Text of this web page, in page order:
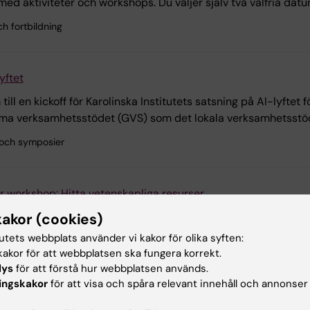
fortbildning
till en kickoff för Karolinska Institutets satsning på AI-lyftet
verksamhetsstödet (GVS) som det lokala
symposier
workshop: Hitta vetenskapliga resurser
förväntas du kunna hitta, integrera och korrekt
tusentals vetenskapliga tidskrifter och flera omfattande
dessa resurser effektivt…
(cookies)
webbplats använder vi kakor för olika syften:
för att webbplatsen ska fungera korrekt.
för att förstå hur webbplatsen används.
för att visa och spåra relevant innehåll och